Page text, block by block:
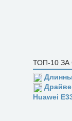
ТОП-10 ЗА
Huawei